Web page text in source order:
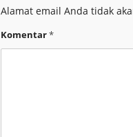
Alamat email Anda tidak
Komentar*